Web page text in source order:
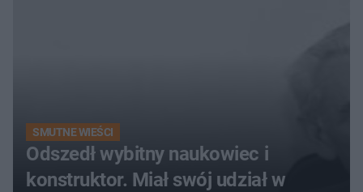
SMUTNE WIEŚCI
Odszedł wybitny naukowiec i
konstruktor. Miał swój udział w